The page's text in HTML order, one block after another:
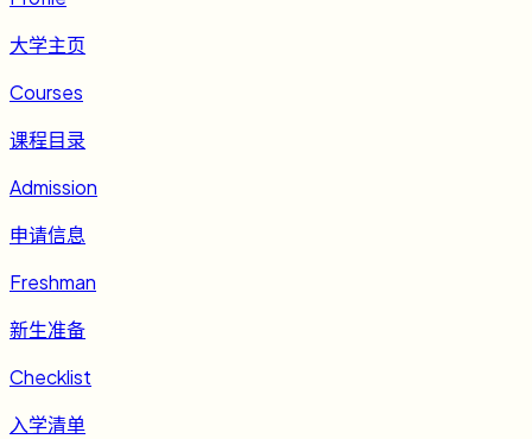
大学主页
Courses
课程目录
Admission
申请信息
Freshman
新生准备
Checklist
入学清单